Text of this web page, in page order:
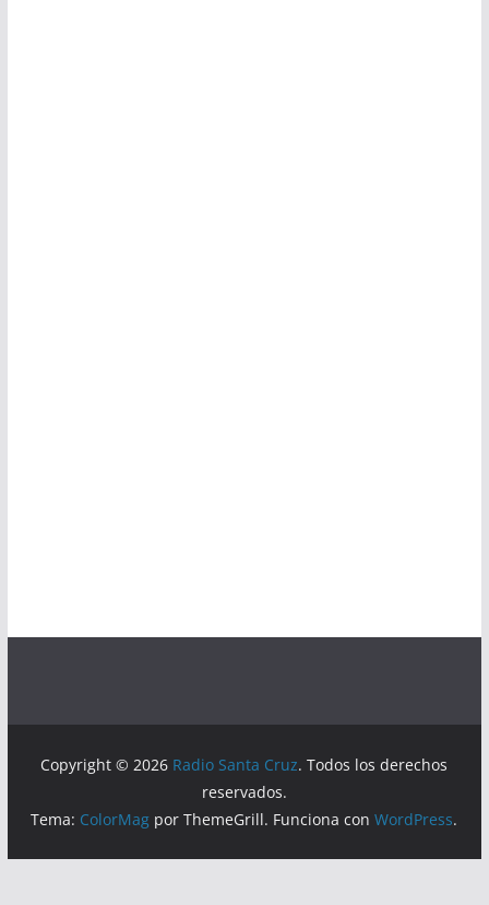
Copyright © 2026 Radio Santa Cruz. Todos los derechos
reservados.
Tema: ColorMag por ThemeGrill. Funciona conWordPress.